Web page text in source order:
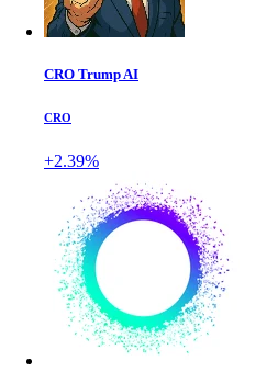
CRO Trump AI
CRO
+2.39%